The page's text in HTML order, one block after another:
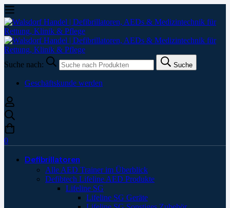
Suche nach: Suche
Geschäftskunde werden
0
Defibrillatoren
Alle AED Trainer im Überblick
Defibtech Lifeline AED Produkte
Lifeline SG
Lifeline SG Geräte